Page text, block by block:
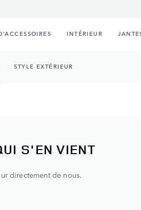
INTÉRIEUR
STYLE EXTÉRIEUR
S'EN VIENT
directement de nous.